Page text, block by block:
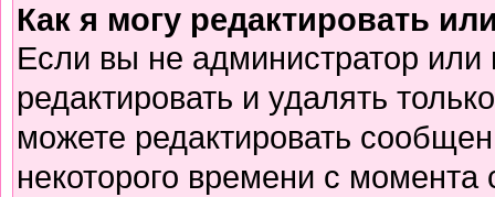
Как я могу редактировать
Если вы не администратор
редактировать и удалять
можете редактировать
некоторого времени с